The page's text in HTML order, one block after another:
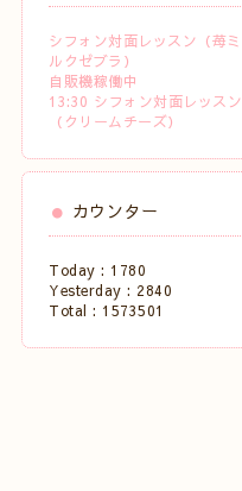
シフォン対面レッスン（苺ミ
ルクゼブラ）
自販機稼働中
13:30 シフォン対面レッスン
（クリームチーズ）
カウンター
Today : 1780
Yesterday : 2840
Total : 1573501